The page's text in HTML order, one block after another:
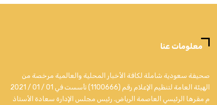
معلومات عنا
صحيفة سعودية شاملة لكافة الأخبار المحلية والعالمية مرخصة من
الهيئة العامة لتنظيم الإعلام رقم (1100666) تأسست في 01 / 01 / 2021
م مقرها الرئيسي العاصمة الرياض. رئيس مجلس الإدارة سعادة الأستاذ